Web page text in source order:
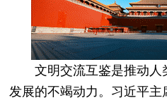
文明交流互鉴是推动人
发展的不竭动力。习近平